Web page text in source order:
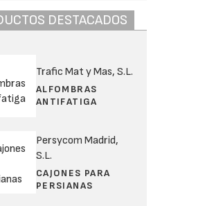
DESTACADOS
Trafic Mat y Mas, S.L.
ALFOMBRAS
ANTIFATIGA
Persycom Madrid,
S.L.
CAJONES PARA
PERSIANAS